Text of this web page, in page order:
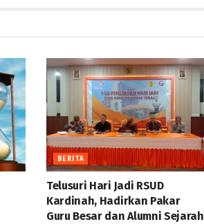
BERITA
Telusuri Hari Jadi RSUD
Kardinah, Hadirkan Pakar
Guru Besar dan Alumni Sejarah